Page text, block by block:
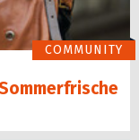
COMMUNITY